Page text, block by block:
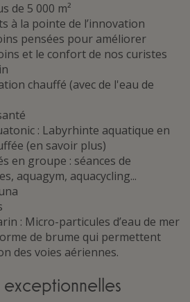
de 5 000 m²
à la pointe de l’innovation
pensées pour améliorer
et le confort de nos curistes
chauffé (avec de l'eau de
: Labyrhinte aquatique en
(en savoir plus)
en groupe : séances de
aquagym, aquacycling...
: Micro-particules d’eau de mer
de brume qui permettent
des voies aériennes.
exceptionnelles